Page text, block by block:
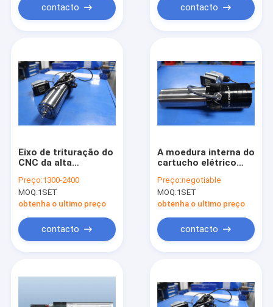
contacto contacto
Eixo de trituração do
CNC da alta
Preço:1300-2400
MOQ:1SET
obtenha o ultimo preço
contacto
A moedura interna do
cartucho elétrico
de 60000 RPM
Preço:negotiable
MOQ:1SET
obtenha o ultimo preço
contacto